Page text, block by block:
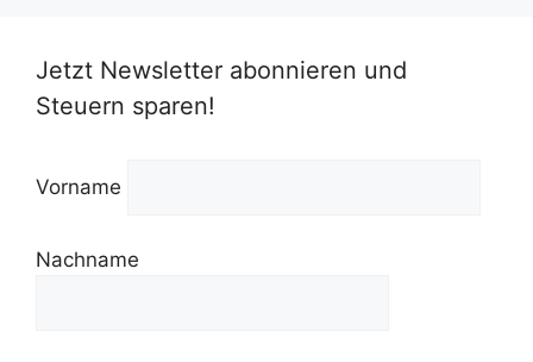
Jetzt Newsletter abonnieren und
Steuern sparen!
Vorname
Nachname